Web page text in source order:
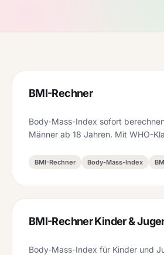
BMI-Rechner
Body-Mass-Index sofort
Männer ab 18 Jahren. Mit WHO-
BMI-Rechner Body-Mass-Index
BMI-Rechner Kinder &
Body-Mass-Index für Kinder und